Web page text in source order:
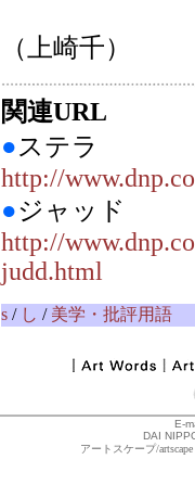
（上崎千）
関連URL
● ステラ
http://
●ジャッド
http://
judd.html
s/ し / 美学・批評用語
E-
DAI
アートスケープ/